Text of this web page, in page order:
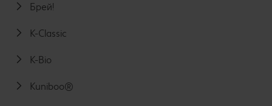
Брей!
K-Classic
K-Bio
Kuniboo®